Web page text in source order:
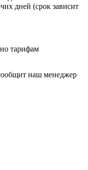
дней (срок зависит
тарифам
наш менеджер